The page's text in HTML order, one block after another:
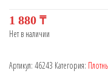
1 880 ₸
Нет в наличии
Артикул: 46243 Категория: